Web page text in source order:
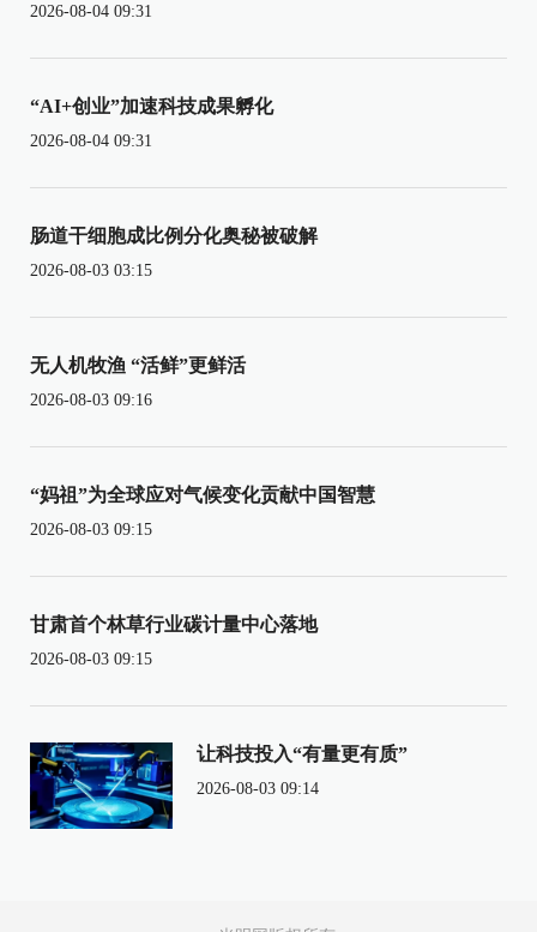
2026-08-04 09:31
“AI+创业”加速科技成果孵化
2026-08-04 09:31
肠道干细胞成比例分化奥秘被破解
2026-08-03 03:15
无人机牧渔 “活鲜”更鲜活
2026-08-03 09:16
“妈祖”为全球应对气候变化贡献中国智慧
2026-08-03 09:15
甘肃首个林草行业碳计量中心落地
2026-08-03 09:15
让科技投入“有量更有质”
2026-08-03 09:14